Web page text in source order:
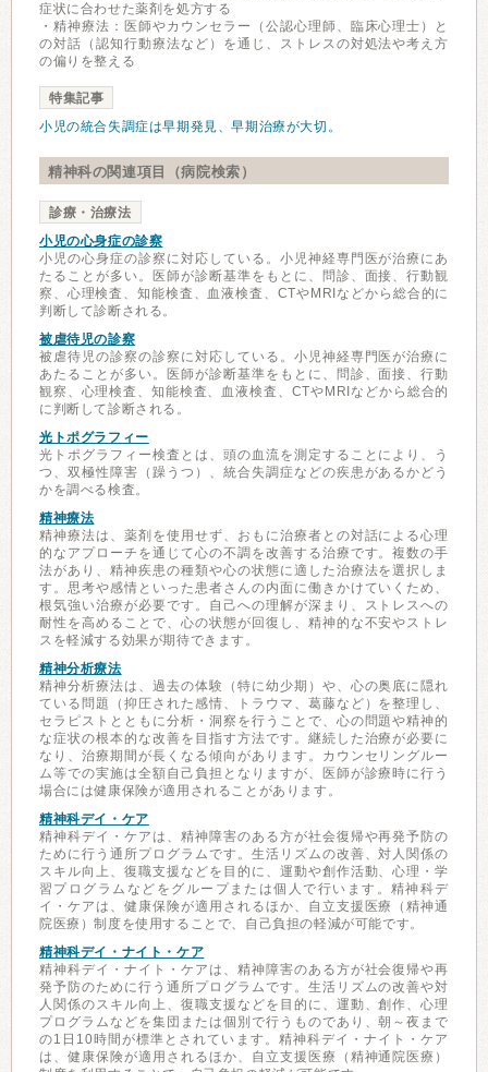
症状に合わせた薬剤を処方する
・精神療法：医師やカウンセラー（公認心理師、臨床心理士）と
の対話（認知行動療法など）を通じ、ストレスの対処法や考え方
の偏りを整える
特集記事
小児の統合失調症は早期発見、早期治療が大切。
精神科の関連項目（病院検索）
診療・治療法
小児の心身症の診察
小児の心身症の診察に対応している。小児神経専門医が治療にあ
たることが多い。医師が診断基準をもとに、問診、面接、行動観
察、心理検査、知能検査、血液検査、CTやMRIなどから総合的に
判断して診断される。
被虐待児の診察
被虐待児の診察の診察に対応している。小児神経専門医が治療に
あたることが多い。医師が診断基準をもとに、問診、面接、行動
観察、心理検査、知能検査、血液検査、CTやMRIなどから総合的
に判断して診断される。
光トポグラフィー
光トポグラフィー検査とは、頭の血流を測定することにより、う
つ、双極性障害（躁うつ）、統合失調症などの疾患があるかどう
かを調べる検査。
精神療法
精神療法は、薬剤を使用せず、おもに治療者との対話による心理
的なアプローチを通じて心の不調を改善する治療です。複数の手
法があり、精神疾患の種類や心の状態に適した治療法を選択しま
す。思考や感情といった患者さんの内面に働きかけていくため、
根気強い治療が必要です。自己への理解が深まり、ストレスへの
耐性を高めることで、心の状態が回復し、精神的な不安やストレ
スを軽減する効果が期待できます。
精神分析療法
精神分析療法は、過去の体験（特に幼少期）や、心の奥底に隠れ
ている問題（抑圧された感情、トラウマ、葛藤など）を整理し、
セラピストとともに分析・洞察を行うことで、心の問題や精神的
な症状の根本的な改善を目指す方法です。継続した治療が必要に
なり、治療期間が長くなる傾向があります。カウンセリングルー
ム等での実施は全額自己負担となりますが、医師が診療時に行う
場合には健康保険が適用されることがあります。
精神科デイ・ケア
精神科デイ・ケアは、精神障害のある方が社会復帰や再発予防の
ために行う通所プログラムです。生活リズムの改善、対人関係の
スキル向上、復職支援などを目的に、運動や創作活動、心理・学
習プログラムなどをグループまたは個人で行います。精神科デ
イ・ケアは、健康保険が適用されるほか、自立支援医療（精神通
院医療）制度を使用することで、自己負担の軽減が可能です。
精神科デイ・ナイト・ケア
精神科デイ・ナイト・ケアは、精神障害のある方が社会復帰や再
発予防のために行う通所プログラムです。生活リズムの改善や対
人関係のスキル向上、復職支援などを目的に、運動、創作、心理
プログラムなどを集団または個別で行うものであり、朝～夜まで
の1日10時間が標準とされています。精神科デイ・ナイト・ケア
は、健康保険が適用されるほか、自立支援医療（精神通院医療）